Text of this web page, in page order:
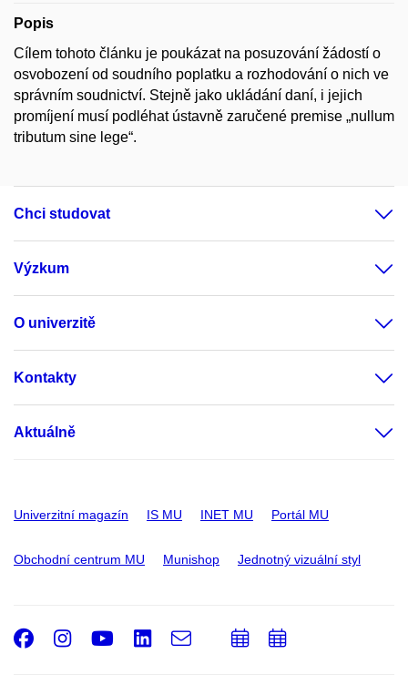
Popis
Cílem tohoto článku je poukázat na posuzování žádostí o
osvobození od soudního poplatku a rozhodování o nich ve
správním soudnictví. Stejně jako ukládání daní, i jejich
promíjení musí podléhat ústavně zaručené premise „nullum
tributum sine lege“.
Chci studovat
Výzkum
O univerzitě
Kontakty
Aktuálně
Univerzitní magazín IS MU INET MU Portál MU
Obchodní centrum MU Munishop Jednotný vizuální styl
Facebook
Instagram
Youtube
LinkedIn
e-
PřidatPřidat